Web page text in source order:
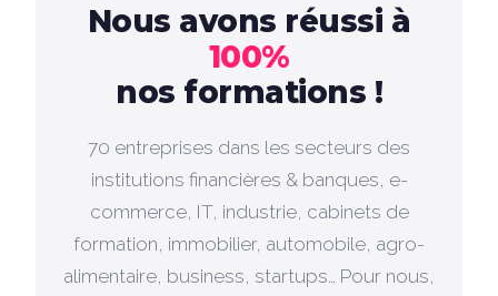
Nous avons réussi à
100%
nos formations !
70 entreprises dans les secteurs des
institutions financières & banques, e-
commerce, IT, industrie, cabinets de
formation, immobilier, automobile, agro-
alimentaire, business, startups… Pour nous,